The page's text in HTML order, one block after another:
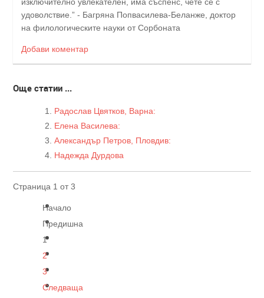
удоволствие. ” - Багряна Попвасилева-Беланже, доктор
на филологическите науки от Сорбоната
Добави коментар
Още статии ...
Радослав Цвятков, Варна:
Елена Василева:
Александър Петров, Пловдив:
Надежда Дурдова
Страница 1 от 3
Начало
Предишна
1
2
3
Следваща